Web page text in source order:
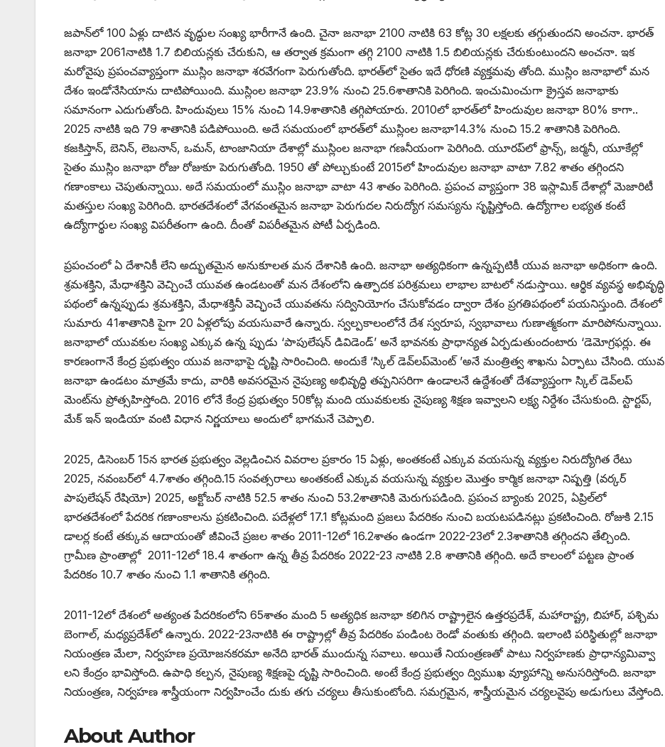
జపాన్‌లో 100 ఏళ్లు దాటిన వృద్ధుల సంఖ్య భారీగానే ఉంది. చైనా జనాభా 2100 నాటికి 63 కోట్ల 30 లక్షలకు తగ్గుతుందని అంచనా. భారత్‌
‌జనాభా 2061నాటికి 1.7 బిలియన్లకు చేరుకుని, ఆ తర్వాత క్రమంగా తగ్గి 2100 నాటికి 1.5 బిలియన్లకు చేరుకుంటుందని అంచనా. ఇక
మరోవైపు ప్రపంచవ్యాప్తంగా ముస్లిం జనాభా శరవేగంగా పెరుగుతోంది. భారత్‌లో సైతం ఇదే ధోరణి వ్యక్తమవు తోంది. ముస్లిం జనాభాలో మన
దేశం ఇండోనేసియాను దాటిపోయింది. ముస్లింల జనాభా 23.9% నుంచి 25.6శాతానికి పెరిగింది. ఇంచుమించుగా క్రైస్తవ జనాభాకు
సమానంగా ఎదుగుతోంది. హిందువులు 15% నుంచి 14.9శాతానికి తగ్గిపోయారు. 2010లో భారత్‌లో హిందువుల జనాభా 80% కాగా..
2025 నాటికి ఇది 79 శాతానికి పడిపోయింది. అదే సమయంలో భారత్‌లో ముస్లింల జనాభా14.3% నుంచి 15.2 శాతానికి పెరిగింది.
కజకిస్తాన్‌, ‌బెనిన్‌, ‌లెబనాన్‌, ఒమన్‌, ‌టాంజానియా దేశాల్లో ముస్లింల జనాభా గణనీయంగా పెరిగింది. యూరప్‌లో ఫ్రాన్స్, ‌జర్మనీ, యూకేల్లో
సైతం ముస్లిం జనాభా రోజు రోజుకూ పెరుగుతోంది. 1950 తో పోల్చుకుంటే 2015లో హిందువుల జనాభా వాటా 7.82 శాతం తగ్గిందని
గణాంకాలు చెపుతున్నాయి. అదే సమయంలో ముస్లిం జనాభా వాటా 43 శాతం పెరిగింది. ప్రపంచ వ్యాప్తంగా 38 ఇస్లామిక్‌ ‌దేశాల్లో మెజారిటీ
మతస్తుల సంఖ్య పెరిగింది. భారతదేశంలో వేగవంతమైన జనాభా పెరుగుదల నిరుద్యోగ సమస్యను సృష్టిస్తోంది. ఉద్యోగాల లభ్యత కంటే
ఉద్యోగార్థుల సంఖ్య విపరీతంగా ఉంది. దీంతో విపరీతమైన పోటీ ఏర్పడింది.
ప్రపంచంలో ఏ దేశానికీ లేని అద్భుతమైన అనుకూలత మన దేశానికి ఉంది. జనాభా అత్యధికంగా ఉన్నప్పటికీ యువ జనాభా అధికంగా ఉంది.
శ్రమశక్తిని, మేధాశక్తిని వెచ్చించే యువత ఉండటంతో మన దేశంలోని ఉత్పాదక పరిశ్రమలు లాభాల బాటలో నడుస్తాయి. ఆర్థిక వ్యవస్థ అభివృద్ధి
పథంలో ఉన్నప్పుడు శ్రమశక్తిని, మేధాశక్తినీ వెచ్ఛించే యువతను సద్వినియోగం చేసుకోవడం ద్వారా దేశం ప్రగతిపథంలో పయనిస్తుంది. దేశంలో
సుమారు 41శాతానికి పైగా 20 ఏళ్లలోపు వయసువారే ఉన్నారు. స్వల్పకాలంలోనే దేశ స్వరూప, స్వభావాలు గుణాత్మకంగా మారిపోనున్నాయి.
జనాభాలో యువకుల సంఖ్య ఎక్కువ ఉన్న ప్పుడు ‘పాపులేషన్‌ ‌డివిడెండ్‌’ అనే భావనకు ప్రాధాన్యత ఏర్పడుతుందంటారు ‘డెమోగ్రఫర్లు. ఈ
కారణంగానే కేంద్ర ప్రభుత్వం యువ జనాభాపై దృష్టి సారించింది. అందుకే ‘స్కిల్‌ ‌డెవ్‌లప్‌మెంట్‌ ’అనే మంత్రిత్వ శాఖను ఏర్పాటు చేసింది. యువ
జనాభా ఉండటం మాత్రమే కాదు, వారికి అవసరమైన నైపుణ్య అభివృద్ధి తప్పనిసరిగా ఉండాలనే ఉద్దేశంతో దేశవ్యాప్తంగా స్కిల్‌ ‌డెవ్‌లప్‌
‌మెంట్‌ను ప్రోత్సహిస్తోంది. 2016 లోనే కేంద్ర ప్రభుత్వం 50కోట్ల మంది యువకులకు నైపుణ్య శిక్షణ ఇవ్వాలని లక్ష్య నిర్దేశం చేసుకుంది. స్టార్టప్‌,
‌మేక్‌ ఇన్‌ ఇం‌డియా వంటి విధాన నిర్ణయాలు అందులో భాగమనే చెప్పాలి.
2025, డిసెంబర్‌ 15‌న భారత ప్రభుత్వం వెల్లడించిన వివరాల ప్రకారం 15 ఏళ్లు, అంతకంటే ఎక్కువ వయసున్న వ్యక్తుల నిరుద్యోగిత రేటు
2025, నవంబర్‌లో 4.7శాతం తగ్గింది.15 సంవత్సరాలు అంతకంటే ఎక్కువ వయసున్న వ్యక్తుల మొత్తం కార్మిక జనాభా నిష్పత్తి (వర్కర్‌
‌పాపులేషన్‌ ‌రేషియో) 2025, అక్టోబర్‌ ‌నాటికి 52.5 శాతం నుంచి 53.2శాతానికి మెరుగుపడింది. ప్రపంచ బ్యాంకు 2025, ఏప్రిల్‌లో
భారతదేశంలో పేదరిక గణాంకాలను ప్రకటించింది. పదేళ్లలో 17.1 కోట్లమంది ప్రజలు పేదరికం నుంచి బయటపడినట్లు ప్రకటించింది. రోజుకి 2.15
డాలర్ల కంటే తక్కువ ఆదాయంతో జీవించే ప్రజల శాతం 2011-12లో 16.2శాతం ఉండగా 2022-23లో 2.3శాతానికి తగ్గిందని తేల్చింది.
గ్రామీణ ప్రాంతాల్లో 2011-12లో 18.4 శాతంగా ఉన్న తీవ్ర పేదరికం 2022-23 నాటికి 2.8 శాతానికి తగ్గింది. అదే కాలంలో పట్టణ ప్రాంత
పేదరికం 10.7 శాతం నుంచి 1.1 శాతానికి తగ్గింది.
2011-12లో దేశంలో అత్యంత పేదరికంలోని 65శాతం మంది 5 అత్యధిక జనాభా కలిగిన రాష్ట్రాలైన ఉత్తరప్రదేశ్‌, ‌మహారాష్ట్ర, బిహార్‌, ‌పశ్చిమ
బెంగాల్‌, ‌మధ్యప్రదేశ్‌లో ఉన్నారు. 2022-23నాటికి ఈ రాష్ట్రాల్లో తీవ్ర పేదరికం పండింట రెండో వంతుకు తగ్గింది. ఇలాంటి పరిస్థితుల్లో జనాభా
నియంత్రణ మేలా, నిర్వహణ ప్రయోజనకరమా అనేది భారత్‌ ‌ముందున్న సవాలు. అయితే నియంత్రణతో పాటు నిర్వహణకు ప్రాధాన్యమివ్వా
లని కేంద్రం భావిస్తోంది. ఉపాధి కల్పన, నైపుణ్య శిక్షణపై దృష్టి సారించింది. అంటే కేంద్ర ప్రభుత్వం ద్విముఖ వ్యూహాన్ని అనుసరిస్తోంది. జనాభా
నియంత్రణ, నిర్వహణ శాస్త్రీయంగా నిర్వహించేం దుకు తగు చర్యలు తీసుకుంటోంది. సమగ్రమైన, శాస్త్రీయమైన చర్యలవైపు అడుగులు వేస్తోంది.
About Author